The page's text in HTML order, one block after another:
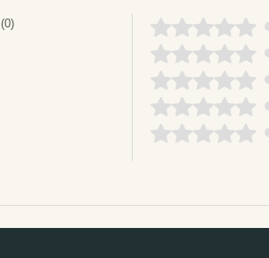
(0)